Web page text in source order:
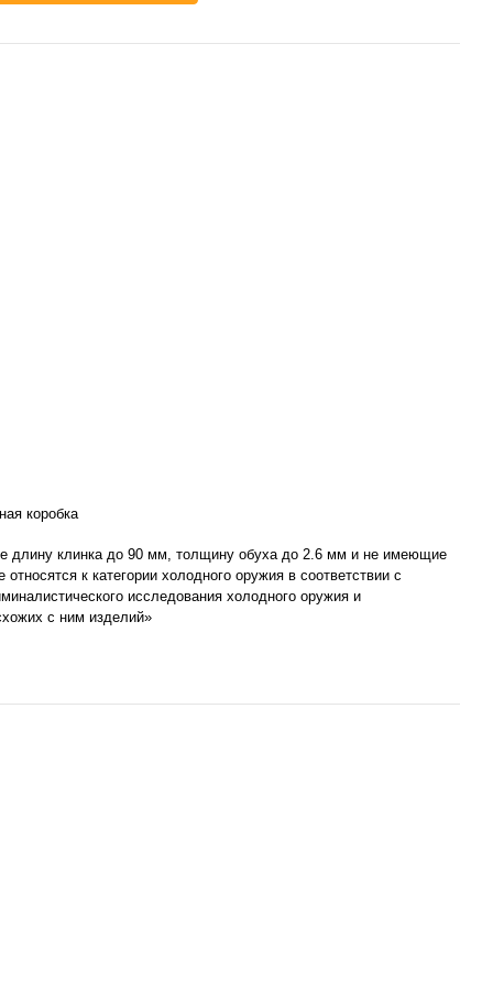
коробка
длину клинка до 90 мм, толщину обуха до 2.6 мм и не имеющие
относятся к категории холодного оружия в соответствии с
исследования холодного оружия и
с ним изделий»